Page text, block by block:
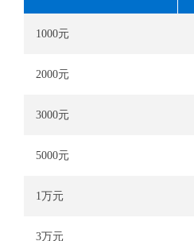
1000元
2000元
3000元
5000元
1万元
3万元